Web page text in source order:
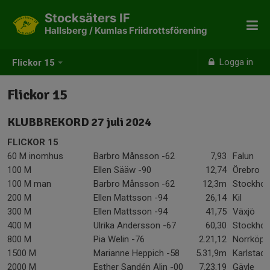
Flickor 15 Logga in
Stocksäters IF
Hallsberg / Kumlas Friidrottsförening
Flickor 15
KLUBBREKORD 27 juli 2024
FLICKOR 15
60 M inomhus
Barbro Månsson -62 7,93
Falun
100 M
Ellen Sääw -90 12,74 Örebro
100 M man
Barbro Månsson -62 12,3m
200 M
Ellen Mattsson -94 26,14 Kil
300 M
Ellen Mattsson -94 41,75 Växjö
400 M
Ulrika Andersson -67 60,30
800 M
Pia Welin -76 2.21,12
1500 M
Marianne Heppich -58 5.31,9m
Karlstad
2000 M
Esther Sandén Alin -00 7.23,19
Gävle